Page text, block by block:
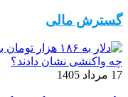
گسترش مالی
17 مرداد 1405